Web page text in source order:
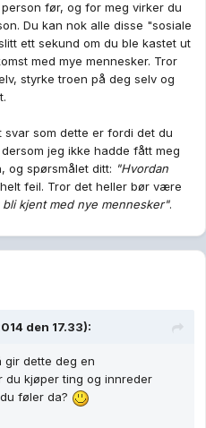
før, og for meg virker du
Du kan nok alle disse "sosiale
ett sekund om du ble kastet ut
med mye mennesker. Tror
styrke troen på deg selv og
som dette er fordi det du
jeg ikke hadde fått meg
og spørsmålet ditt: "Hvordan
feil. Tror det heller bør være
kjent med nye mennesker".
den 17.33):
gir dette deg en
du kjøper ting og innreder
føler da?